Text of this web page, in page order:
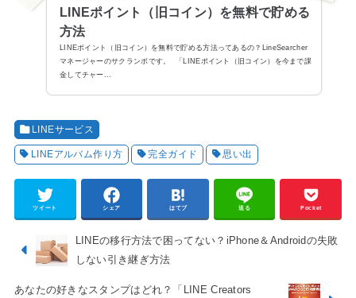
LINEポイント（旧コイン）を無料で貯める
方法
LINEポイント（旧コイン）を無料で貯める方法ってあるの？LineSearcher
マネージャーのサクランボです。 「LINEポイント（旧コイン）を今まで課
金してチャー...
LINEサービス
LINEアルバム作り方 完全ガイド 思い出
ツイート シェア はてブ 送る Pocket
LINEの移行方法で困ってない？iPhone＆Androidの失敗
しない引き継ぎ方法
あなたの好きなスタンプはどれ？「LINE Creators